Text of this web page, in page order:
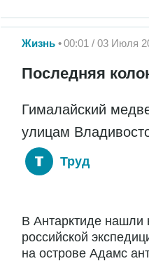
Жизнь 00:01 / 03 Июля
Последняя
Гималайский
улицам
Труд
В Антарктиде нашли
российской
на острове Адамс